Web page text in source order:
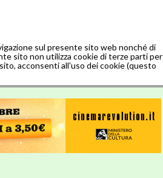
sul presente sito web nonché di
sito non utilizza cookie di terze parti per
acconsenti all'uso dei cookie (questo